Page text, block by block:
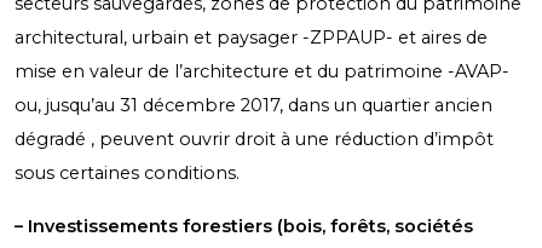
architectural, urbain et paysager -ZPPAUP- et aires de
mise en valeur de l’architecture et du patrimoine -AVAP-
ou, jusqu’au 31 décembre 2017, dans un quartier ancien
dégradé , peuvent ouvrir droit à une réduction d’impôt
sous certaines conditions.
– Investissements forestiers (bois, forêts, sociétés